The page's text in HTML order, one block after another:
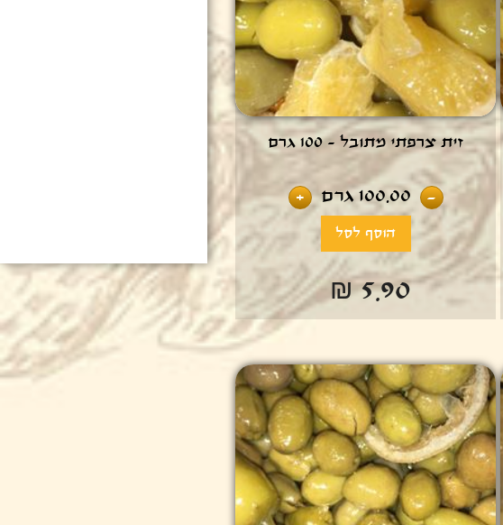
זית צרפתי מתובל - 100 גרם
-
100.00 גרם +
₪ 5.90